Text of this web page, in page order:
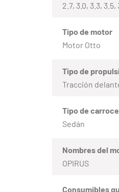
2.7, 3.0, 3.3, 3.5,
Tipo de motor
Motor Otto
Tipo de
Tracción
Tipo de
Sedán
Nombres del
OPIRUS
Consumibles